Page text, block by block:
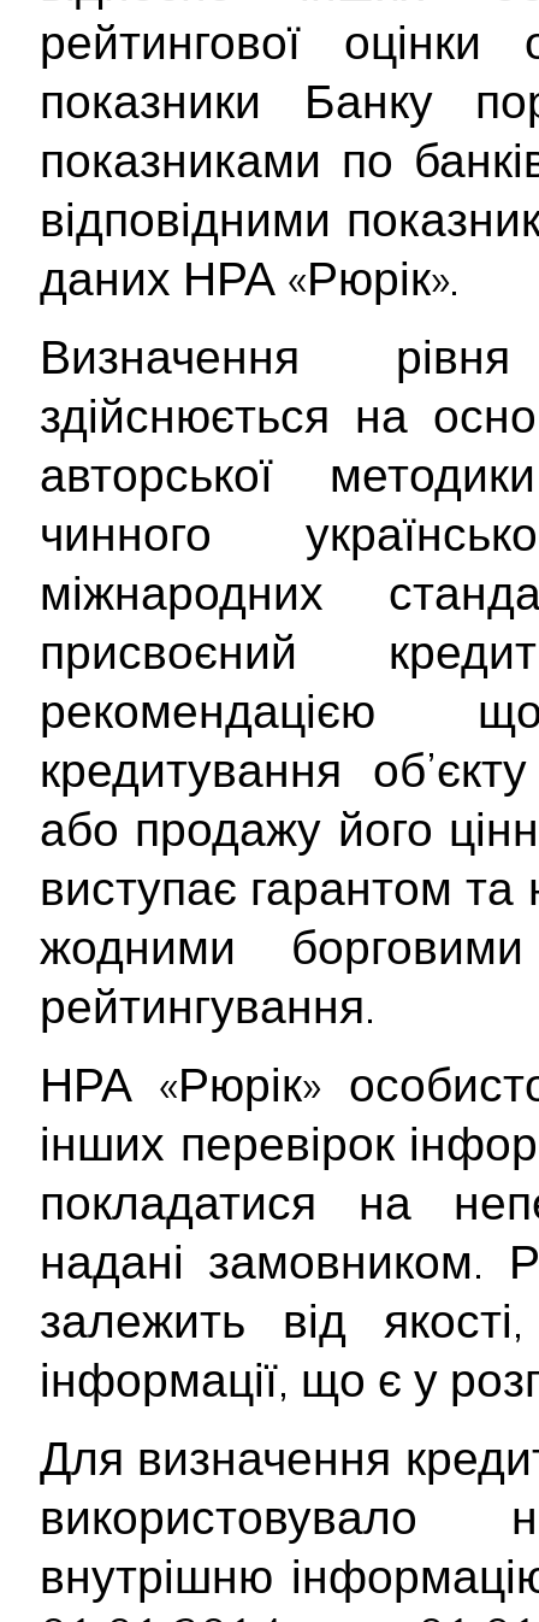
рейтингової оцінки
показники Банку
показниками по
відповідними
даних НРА «Рюрік».
Визначення
здійснюється на
авторської
чинного
міжнародних
присвоєний
рекомендацією
кредитування
або продажу його
виступає гарантом та
жодними борговими
рейтингування.
НРА «Рюрік»
інших перевірок
покладатися на
надані замовником.
залежить від
інформації, що є у
Для визначення
використовувало
внутрішню